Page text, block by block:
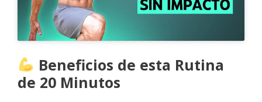
Beneficios de esta Rutina
de 20 Minutos